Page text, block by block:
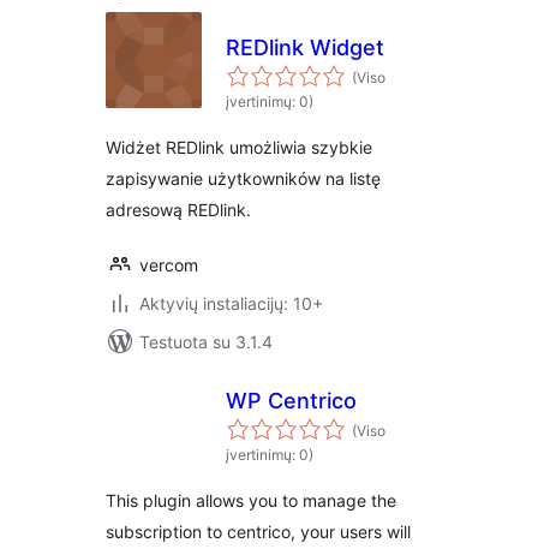
REDlink Widget
(Viso
įvertinimų: 0)
Widżet REDlink umożliwia szybkie
zapisywanie użytkowników na listę
adresową REDlink.
vercom
Aktyvių instaliacijų: 10+
Testuota su 3.1.4
WP Centrico
(Viso
įvertinimų: 0)
This plugin allows you to manage the
subscription to centrico, your users will